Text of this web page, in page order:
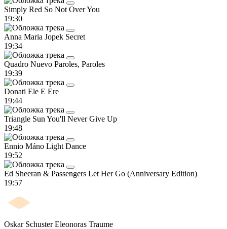
Simply Red So Not Over You
19:30
Anna Maria Jopek Secret
19:34
Quadro Nuevo Paroles, Paroles
19:39
Donati Ele E Ere
19:44
Triangle Sun You'll Never Give Up
19:48
Ennio Máno Light Dance
19:52
Ed Sheeran & Passengers Let Her Go (Anniversary Edition)
19:57
Oskar SchusterEleonoras Traume